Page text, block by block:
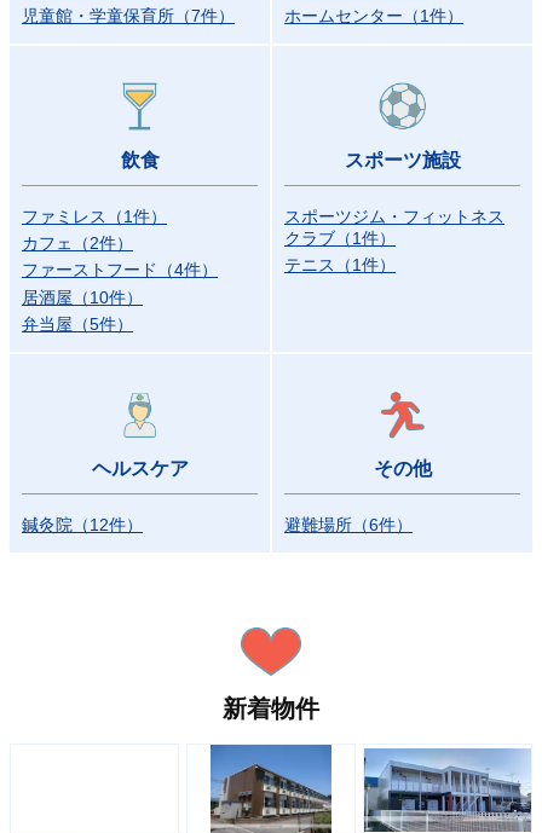
児童館・学童保育所 （7件）
ホームセンター （1件）
飲食
ファミレス （1件）
カフェ
（2件）
ファーストフード
（4件）
居酒屋 （10件）
弁当屋 （5件）
スポーツ施設
スポーツジム・フィットネス
クラブ （1件）
テニス
（1件）
ヘルスケア
鍼灸院 （12件）
その他
避難場所 （6件）
新着物件